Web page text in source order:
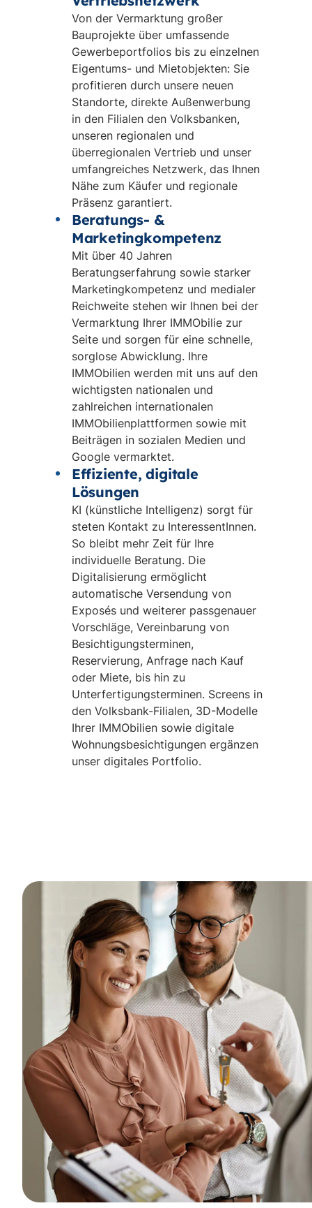
Von der Vermarktung großer
Bauprojekte über umfassende
Gewerbeportfolios bis zu einzelnen
Eigentums- und Mietobjekten: Sie
profitieren durch unsere neuen
Standorte, direkte Außenwerbung
in den Filialen den Volksbanken,
unseren regionalen und
überregionalen Vertrieb und unser
umfangreiches Netzwerk, das Ihnen
Nähe zum Käufer und regionale
Präsenz garantiert.
Beratungs- &
Marketingkompetenz
Mit über 40 Jahren
Beratungserfahrung sowie starker
Marketingkompetenz und medialer
Reichweite stehen wir Ihnen bei der
Vermarktung Ihrer IMMObilie zur
Seite und sorgen für eine schnelle,
sorglose Abwicklung. Ihre
IMMObilien werden mit uns auf den
wichtigsten nationalen und
zahlreichen internationalen
IMMObilienplattformen sowie mit
Beiträgen in sozialen Medien und
Google vermarktet.
Effiziente, digitale
Lösungen
KI (künstliche Intelligenz) sorgt für
steten Kontakt zu InteressentInnen.
So bleibt mehr Zeit für Ihre
individuelle Beratung. Die
Digitalisierung ermöglicht
automatische Versendung von
Exposés und weiterer passgenauer
Vorschläge, Vereinbarung von
Besichtigungsterminen,
Reservierung, Anfrage nach Kauf
oder Miete, bis hin zu
Unterfertigungsterminen. Screens in
den Volksbank-Filialen, 3D-Modelle
Ihrer IMMObilien sowie digitale
Wohnungsbesichtigungen ergänzen
unser digitales Portfolio.